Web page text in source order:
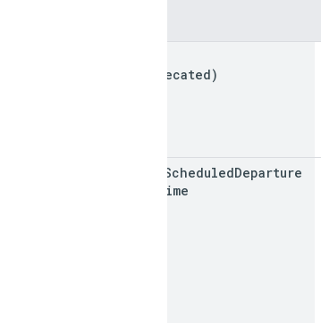
(deprecated)
ScheduledDeparture
Time